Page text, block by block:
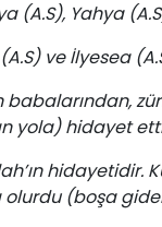
(A.S), Yahya
ve İlyesea
babalarından,
yola) hidayet
olurdu (boşa